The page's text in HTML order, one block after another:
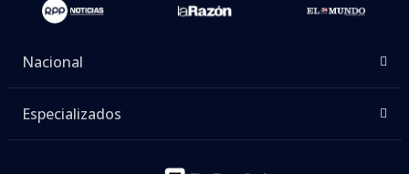
Nacional
Especializados